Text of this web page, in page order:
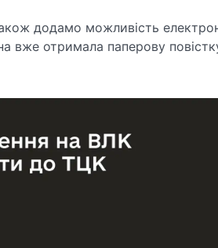
додамо можливість
вже отримала паперову